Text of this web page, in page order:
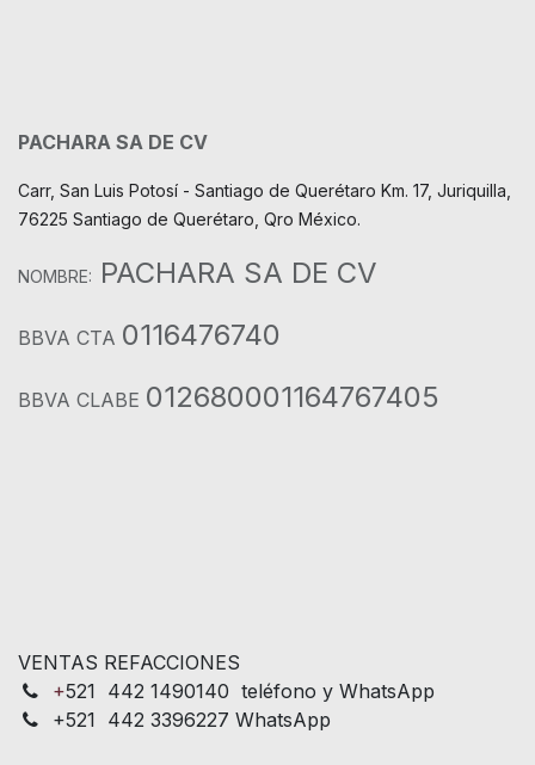
PACHARA SA DE CV
Carr, San Luis Potosí - Santiago de Querétaro Km. 17, Juriquilla,
76225 Santiago de Querétaro, Qro México.
NOMBRE: PACHARA SA DE CV
BBVA CTA 0116476740
BBVA CLABE 012680001164767405
VENTAS REFACCIONES
+521 442 1490140 teléfono y WhatsApp
+521 442 3396227 WhatsApp